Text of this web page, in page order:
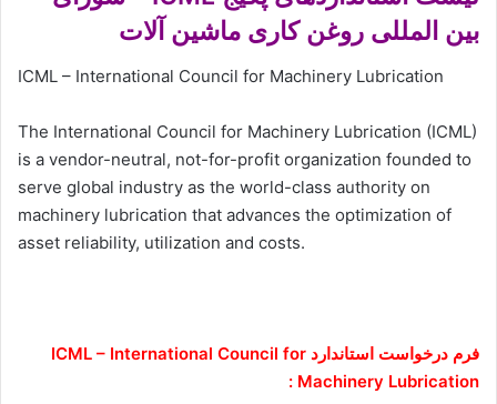
بین المللی روغن کاری ماشین آلات
ICML – International Council for Machinery Lubrication
The International Council for Machinery Lubrication (ICML)
is a vendor-neutral, not-for-profit organization founded to
serve global industry as the world-class authority on
machinery lubrication that advances the optimization of
asset reliability, utilization and costs.
فرم درخواست استاندارد ICML – International Council for
Machinery Lubrication :